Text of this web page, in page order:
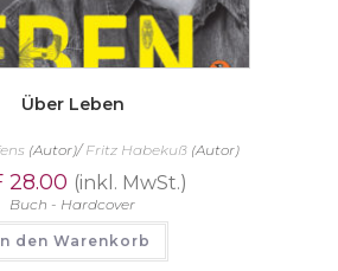
Über Leben
(Autor)/Fritz Habekuß(Autor)
28.00 (inkl. MwSt.)
Buch - Hardcover
den Warenkorb